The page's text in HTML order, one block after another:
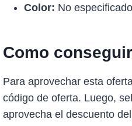
Color: No especificado
Como
Para aprovechar esta
código de oferta. Luego,
aprovecha el descuento